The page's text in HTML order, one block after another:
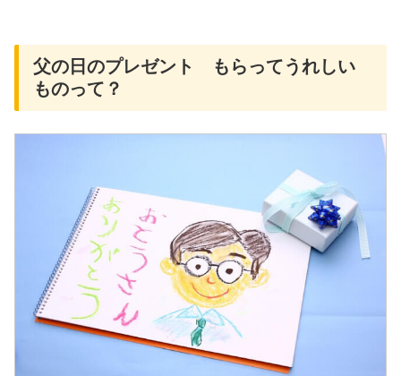
父の日のプレゼント もらってうれしい
ものって？